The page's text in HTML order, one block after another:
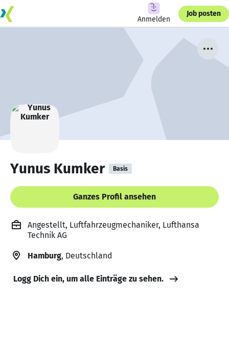
Anmelden
Job posten
Yunus Kumker Basis
Ganzes Profil ansehen
Angestellt, Luftfahrzeugmechaniker, Lufthansa
Technik AG
Hamburg, Deutschland
Logg Dich ein, um alle Einträge zu sehen.